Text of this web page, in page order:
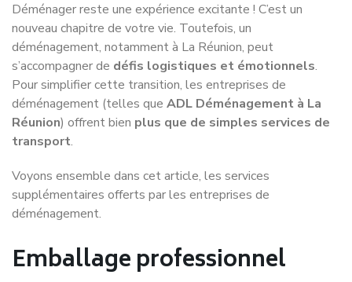
Déménager reste une expérience excitante ! C’est un
nouveau chapitre de votre vie. Toutefois, un
déménagement, notamment à La Réunion, peut
s’accompagner de défis logistiques et émotionnels.
Pour simplifier cette transition, les entreprises de
déménagement (telles que ADL Déménagement à La
Réunion) offrent bien plus que de simples services de
transport.
Voyons ensemble dans cet article, les services
supplémentaires offerts par les entreprises de
déménagement.
Emballage professionnel